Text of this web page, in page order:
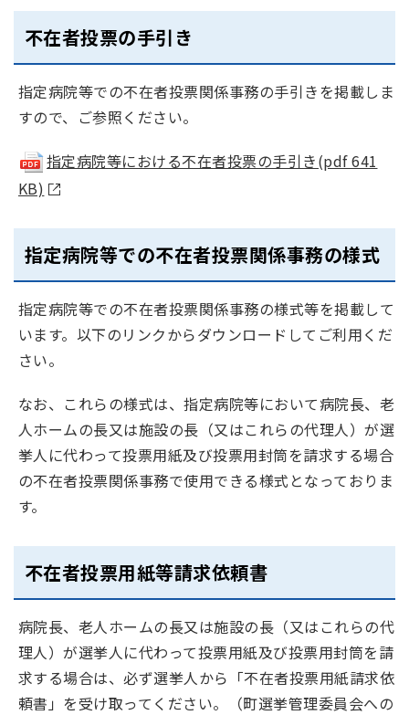
不在者投票の手引き
指定病院等での不在者投票関係事務の手引きを掲載しま
すので、ご参照ください。
指定病院等における不在者投票の手引き(pdf 641
KB)
指定病院等での不在者投票関係事務の様式
指定病院等での不在者投票関係事務の様式等を掲載して
います。以下のリンクからダウンロードしてご利用くだ
さい。
なお、これらの様式は、指定病院等において病院長、老
人ホームの長又は施設の長（又はこれらの代理人）が選
挙人に代わって投票用紙及び投票用封筒を請求する場合
の不在者投票関係事務で使用できる様式となっておりま
す。
不在者投票用紙等請求依頼書
病院長、老人ホームの長又は施設の長（又はこれらの代
理人）が選挙人に代わって投票用紙及び投票用封筒を請
求する場合は、必ず選挙人から「不在者投票用紙請求依
頼書」を受け取ってください。（町選挙管理委員会への